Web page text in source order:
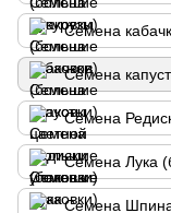
Семена
Семена
Семена
Семена Лука
Семена